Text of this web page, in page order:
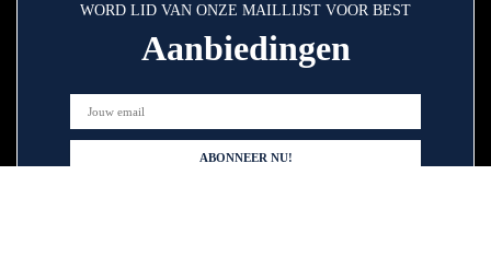
WORD LID VAN ONZE MAILLIJST VOOR BEST
Aanbiedingen